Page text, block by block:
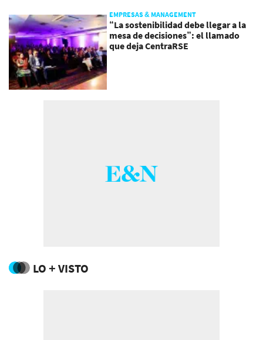
EMPRESAS & MANAGEMENT
“La sostenibilidad debe llegar a la
mesa de decisiones”: el llamado
que deja CentraRSE
LO + VISTO